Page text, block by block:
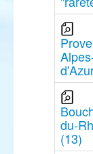
du-
(13)